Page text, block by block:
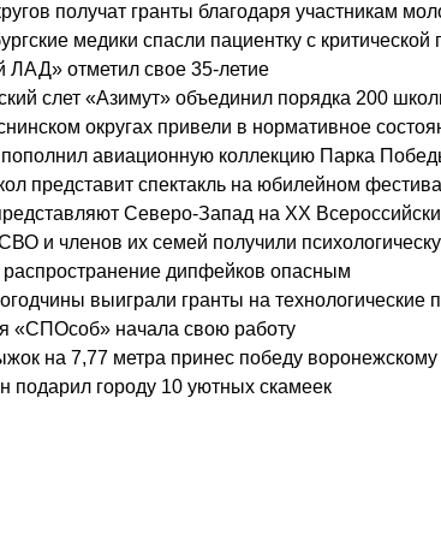
получат гранты благодаря участникам
медики спасли пациентку с критической
ЛАД» отметил свое 35-летие
слет «Азимут» объединил порядка 200
округах привели в нормативное
авиационную коллекцию Парка
представит спектакль на юбилейном
Северо-Запад на XX
и членов их семей получили
распространение дипфейков опасным
выиграли гранты на технологические
«СПОсоб» начала свою работу
на 7,77 метра принес победу
подарил городу 10 уютных скамеек